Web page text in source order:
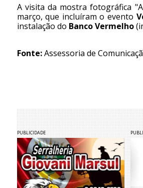
A visita da mostra fotográfica
março, que incluíram o evento
instalação do Banco Vermelho
Fonte:Assessoria de
PUBLICIDADE